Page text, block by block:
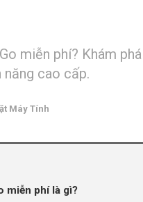
miễn phí? Khám
năng cao cấp.
Máy Tính
miễn phí là gì?